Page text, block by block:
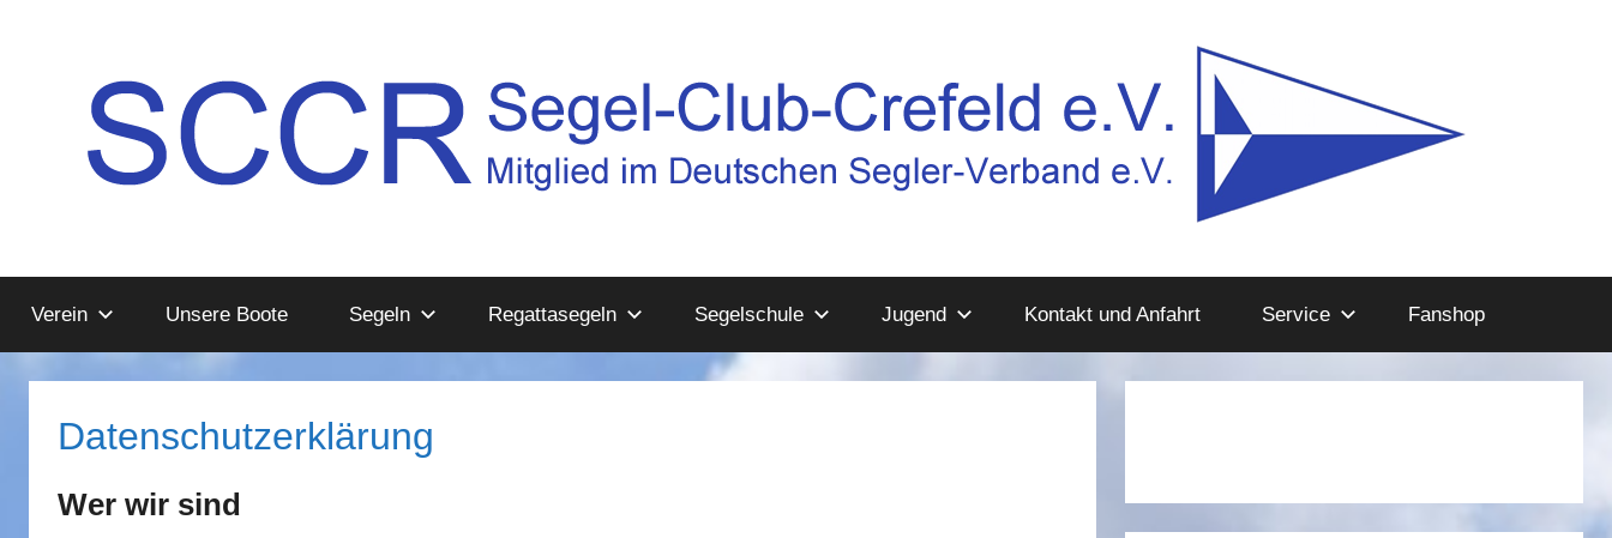
SCCR
e.V.
im
Deutschen
Verein Unsere Boote Segeln Regattasegeln Segelschule Jugend Kontakt und Anfahrt Service Fanshop
Datenschutzerklärung
Wer wir sind